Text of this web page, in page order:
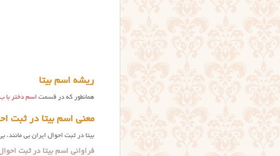
ریشه اسم بیتا
همانطور که در قسمت اسم دختر با
معنی اسم بیتا در ثبت
بیتا در ثبت احوال ایران بی
فراوانی اسم بیتا در ثبت